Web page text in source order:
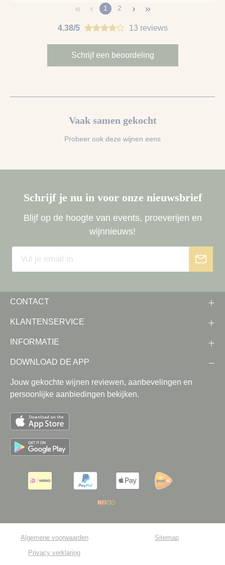
1 2
4.38/5 13 reviews
Schrijf een beoordeling
Vaak samen gekocht
Probeer ook deze wijnen eens
Schrijf je nu in voor onze nieuwsbrief
Blijf op de hoogte van events, proeverijen en
wijnnieuws!
CONTACT
KLANTENSERVICE
INFORMATIE
DOWNLOAD DE APP
Jouw gekochte wijnen reviewen, aanbevelingen en
persoonlijke aanbiedingen bekijken.
Algemene voorwaarden
Privacy verklaring
Sitemap